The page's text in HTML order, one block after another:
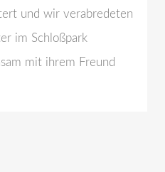
und wir verabredeten
im Schloßpark
mit ihrem Freund